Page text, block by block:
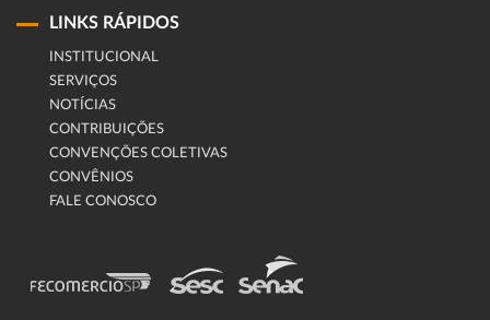
LINKS RÁPIDOS
INSTITUCIONAL
SERVIÇOS
NOTÍCIAS
CONTRIBUIÇÕES
CONVENÇÕES COLETIVAS
CONVÊNIOS
FALE CONOSCO